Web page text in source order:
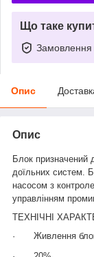
Що таке
Замовлення
Опис
Опис
Блок призначений
доїльних систем.
насосом з
управлінням
ТЕХНІЧНІ
·
Живлення